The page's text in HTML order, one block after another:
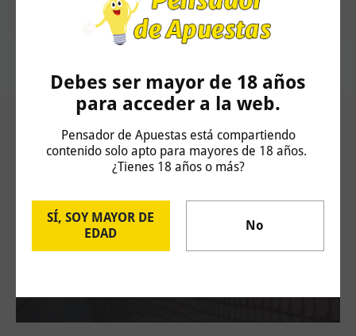
Debes ser mayor de 18 años
para acceder a la web.
Pensador de Apuestas está compartiendo
contenido solo apto para mayores de 18 años.
¿Tienes 18 años o más?
SÍ, SOY MAYOR DE
EDAD
No
ohmybet.pensador@gmail.com